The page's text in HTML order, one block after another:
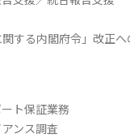
関する内閣府令」改正
ト保証業務
ンス調査